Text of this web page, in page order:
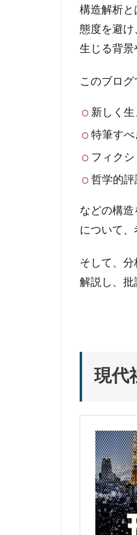
構造解析と
態度を避け
生じる背景
このブログ
新しく
特筆すべ
フィク
哲学的評
などの構
について、
そして、分
解説し、批
現代